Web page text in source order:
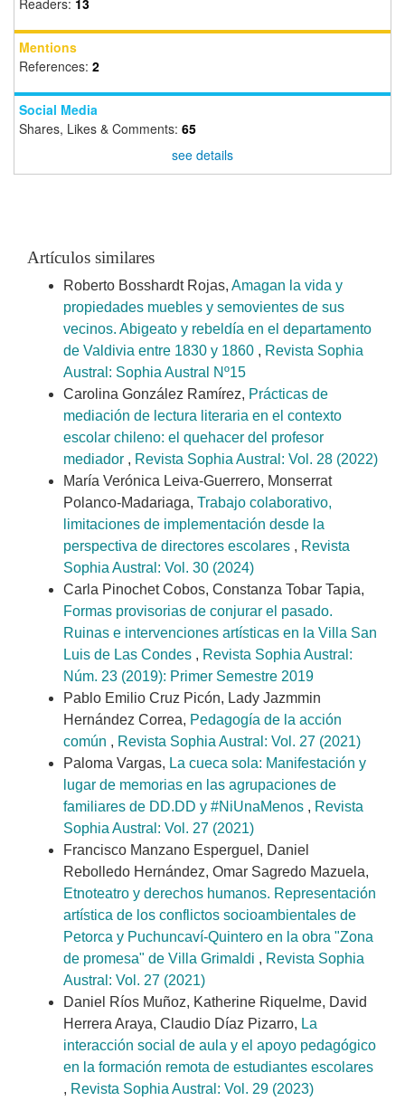
Mentions
References: 2
Social Media
Shares, Likes & Comments: 65
see details
Artículos similares
Roberto Bosshardt Rojas, Amagan la vida y
propiedades muebles y semovientes de sus
vecinos. Abigeato y rebeldía en el departamento
de Valdivia entre 1830 y 1860 , Revista Sophia
Austral: Sophia Austral Nº15
Carolina González Ramírez, Prácticas de
mediación de lectura literaria en el contexto
escolar chileno: el quehacer del profesor
mediador , Revista Sophia Austral: Vol. 28 (2022)
María Verónica Leiva-Guerrero, Monserrat
Polanco-Madariaga, Trabajo colaborativo,
limitaciones de implementación desde la
perspectiva de directores escolares , Revista
Sophia Austral: Vol. 30 (2024)
Carla Pinochet Cobos, Constanza Tobar Tapia,
Formas provisorias de conjurar el pasado.
Ruinas e intervenciones artísticas en la Villa San
Luis de Las Condes , Revista Sophia Austral:
Núm. 23 (2019): Primer Semestre 2019
Pablo Emilio Cruz Picón, Lady Jazmmin
Hernández Correa, Pedagogía de la acción
común , Revista Sophia Austral: Vol. 27 (2021)
Paloma Vargas, La cueca sola: Manifestación y
lugar de memorias en las agrupaciones de
familiares de DD.DD y #NiUnaMenos , Revista
Sophia Austral: Vol. 27 (2021)
Francisco Manzano Esperguel, Daniel
Rebolledo Hernández, Omar Sagredo Mazuela,
Etnoteatro y derechos humanos. Representación
artística de los conflictos socioambientales de
Petorca y Puchuncaví-Quintero en la obra "Zona
de promesa" de Villa Grimaldi , Revista Sophia
Austral: Vol. 27 (2021)
Daniel Ríos Muñoz, Katherine Riquelme, David
Herrera Araya, Claudio Díaz Pizarro, La
interacción social de aula y el apoyo pedagógico
en la formación remota de estudiantes escolares
, Revista Sophia Austral: Vol. 29 (2023)